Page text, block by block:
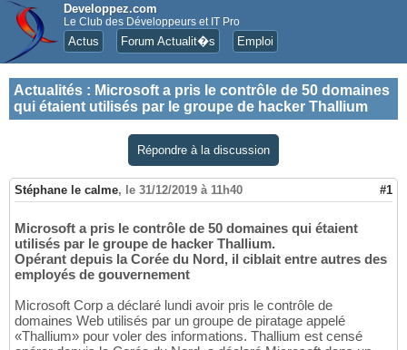
Developpez.com
Le Club des Développeurs et IT Pro
Actus Forum Actualit�s Emploi
Actualités : Microsoft a pris le contrôle de 50 domaines
qui étaient utilisés par le groupe de hacker Thallium
Répondre à la discussion
Stéphane le calme, le 31/12/2019 à 11h40 #1
Microsoft a pris le contrôle de 50 domaines qui étaient
utilisés par le groupe de hacker Thallium.
Opérant depuis la Corée du Nord, il ciblait entre autres des
employés de gouvernement
Microsoft Corp a déclaré lundi avoir pris le contrôle de
domaines Web utilisés par un groupe de piratage appelé
«Thallium» pour voler des informations. Thallium est censé